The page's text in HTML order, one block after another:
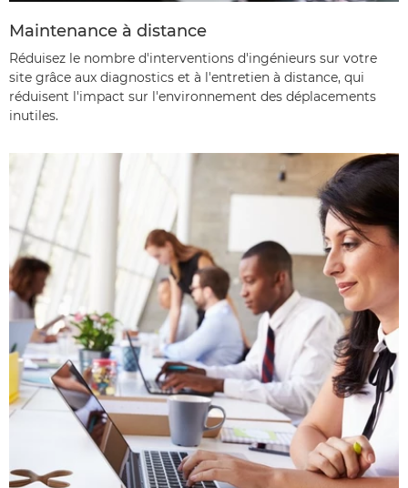
Maintenance à distance
Réduisez le nombre d'interventions d'ingénieurs sur votre
site grâce aux diagnostics et à l'entretien à distance, qui
réduisent l'impact sur l'environnement des déplacements
inutiles.